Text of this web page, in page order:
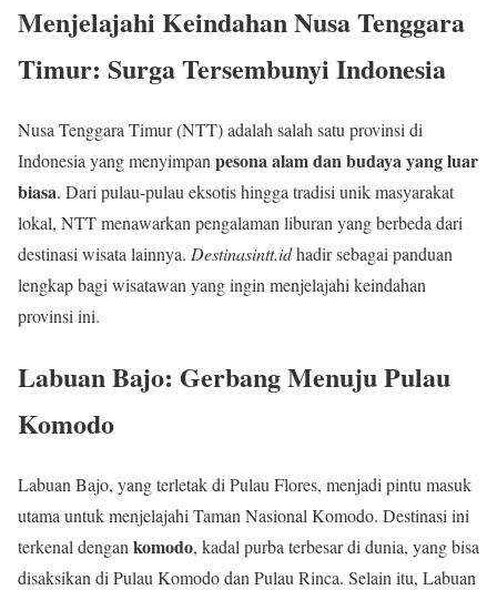
Menjelajahi Keindahan Nusa Tenggara
Timur: Surga Tersembunyi Indonesia
Nusa Tenggara Timur (NTT) adalah salah satu provinsi di
Indonesia yang menyimpan pesona alam dan budaya yang luar
biasa. Dari pulau-pulau eksotis hingga tradisi unik masyarakat
lokal, NTT menawarkan pengalaman liburan yang berbeda dari
destinasi wisata lainnya. Destinasintt.idhadir sebagai panduan
lengkap bagi wisatawan yang ingin menjelajahi keindahan
provinsi ini.
Labuan Bajo: Gerbang Menuju Pulau
Komodo
Labuan Bajo, yang terletak di Pulau Flores, menjadi pintu masuk
utama untuk menjelajahi Taman Nasional Komodo. Destinasi ini
terkenal dengan komodo, kadal purba terbesar di dunia, yang bisa
disaksikan di Pulau Komodo dan Pulau Rinca. Selain itu, Labuan